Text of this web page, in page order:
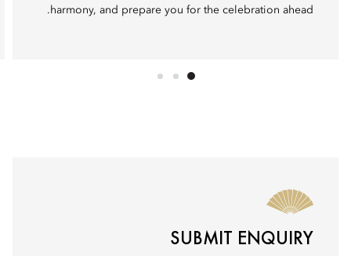
harmony, and prepare you for the celebration ahead.
SUBMIT ENQUIRY